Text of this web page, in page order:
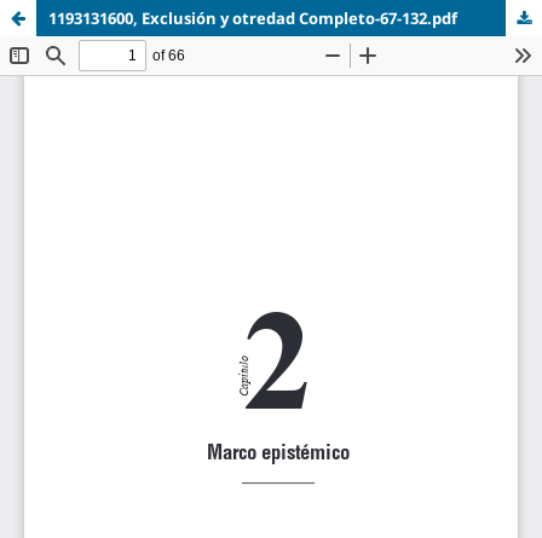
1193131600, Exclusión y otredad Completo-67-132.pdf